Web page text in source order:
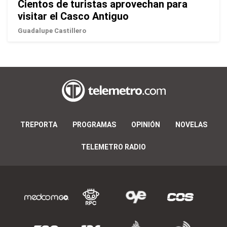
Cientos de turistas aprovechan para
visitar el Casco Antiguo
Guadalupe Castillero
TREPORTA PROGRAMAS OPINIÓN NOVELAS
TELEMETRO RADIO